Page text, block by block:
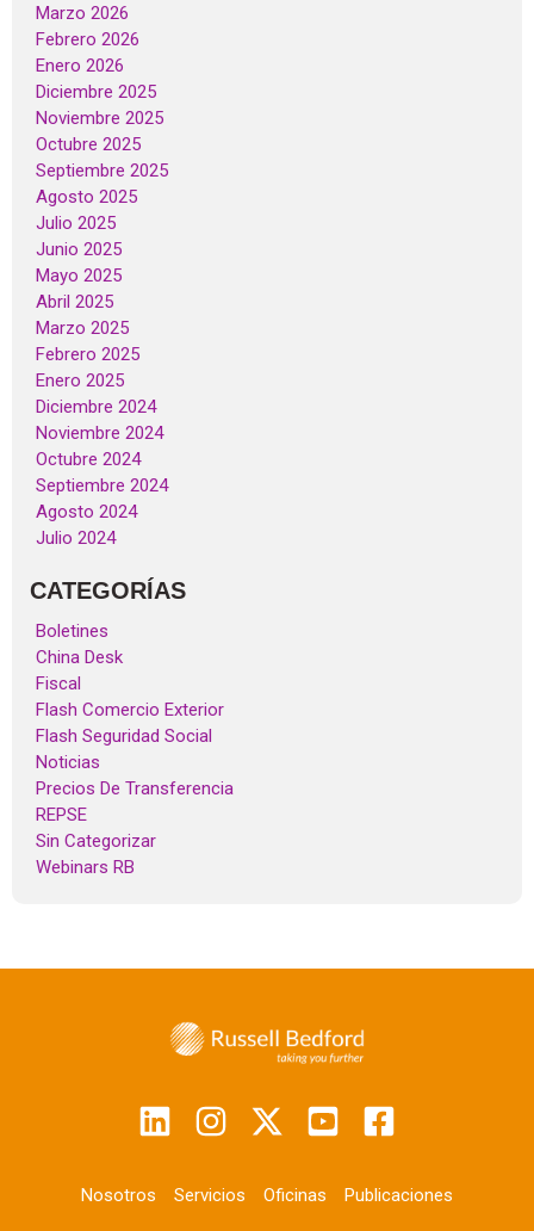
Marzo 2026
Febrero 2026
Enero 2026
Diciembre 2025
Noviembre 2025
Octubre 2025
Septiembre 2025
Agosto 2025
Julio 2025
Junio 2025
Mayo 2025
Abril 2025
Marzo 2025
Febrero 2025
Enero 2025
Diciembre 2024
Noviembre 2024
Octubre 2024
Septiembre 2024
Agosto 2024
Julio 2024
CATEGORÍAS
Boletines
China Desk
Fiscal
Flash Comercio Exterior
Flash Seguridad Social
Noticias
Precios De Transferencia
REPSE
Sin Categorizar
Webinars RB
Nosotros Servicios Oficinas Publicaciones